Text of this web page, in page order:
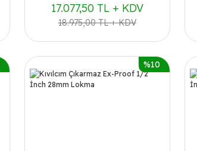
17.077,50 TL + KDV
18.975,00 TL + KDV
%10